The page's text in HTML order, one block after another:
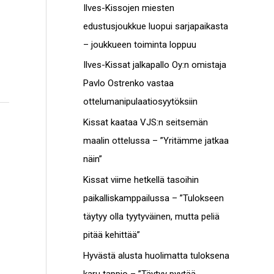
c
h
f
o
r
Ilves-Kissojen miesten
edustusjoukkue luopui sarjapaikasta
– joukkueen toiminta loppuu
Ilves-Kissat jalkapallo Oy:n omistaja
Pavlo Ostrenko vastaa
ottelumanipulaatiosyytöksiin
Kissat kaataa VJS:n seitsemän
maalin ottelussa – ”Yritämme jatkaa
näin”
Kissat viime hetkellä tasoihin
paikalliskamppailussa – ”Tulokseen
täytyy olla tyytyväinen, mutta peliä
pitää kehittää”
Hyvästä alusta huolimatta tuloksena
t
o